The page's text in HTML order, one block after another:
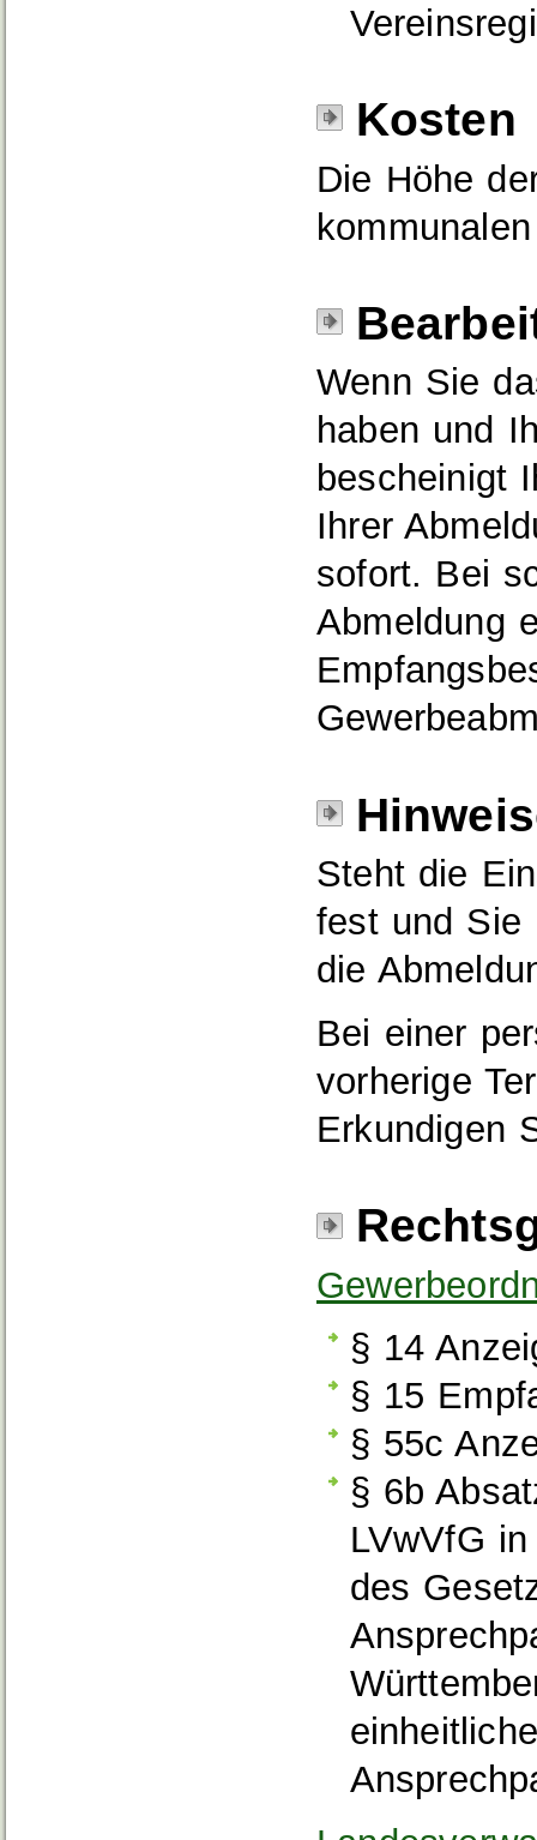
Kosten
Die Höhe
Wenn Sie
haben und
bescheinigt
Ihrer
sofort. Bei
Abmeldung
Steht die
fest und Sie
die
Bei einer
vorherige
Erkundigen
§ 14
§ 15
§ 55c
§ 6b
LVwVfG
des